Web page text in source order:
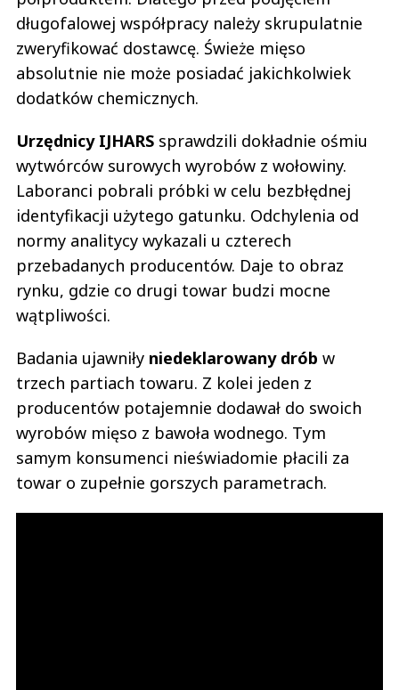
długofalowej współpracy należy skrupulatnie
zweryfikować dostawcę. Świeże mięso
absolutnie nie może posiadać jakichkolwiek
dodatków chemicznych.
Urzędnicy IJHARS sprawdzili dokładnie ośmiu
wytwórców surowych wyrobów z wołowiny.
Laboranci pobrali próbki w celu bezbłędnej
identyfikacji użytego gatunku. Odchylenia od
normy analitycy wykazali u czterech
przebadanych producentów. Daje to obraz
rynku, gdzie co drugi towar budzi mocne
wątpliwości.
Badania ujawniły niedeklarowany drób w
trzech partiach towaru. Z kolei jeden z
producentów potajemnie dodawał do swoich
wyrobów mięso z bawoła wodnego. Tym
samym konsumenci nieświadomie płacili za
towar o zupełnie gorszych parametrach.